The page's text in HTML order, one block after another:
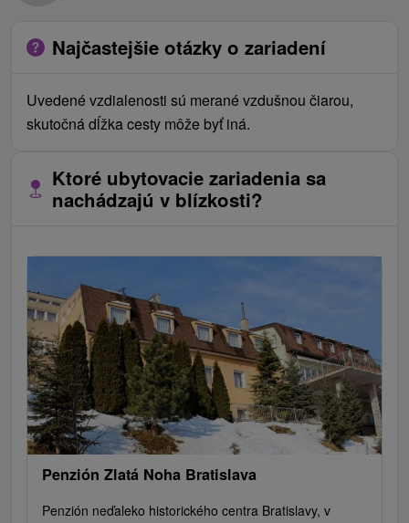
Najčastejšie otázky o zariadení
Uvedené vzdialenosti sú merané vzdušnou čiarou,
skutočná dĺžka cesty môže byť iná.
Ktoré ubytovacie zariadenia sa
nachádzajú v blízkosti?
Penzión Zlatá Noha Bratislava
Penzión neďaleko historického centra Bratislavy, v